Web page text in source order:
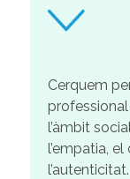
Cerquem
l’àmbit
l’empatia,
l’autenticitat.